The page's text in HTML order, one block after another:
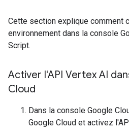
Cette section explique comment
environnement dans la console
Script.
Activer l'API Vertex AI
Cloud
Dans la console Google
Google Cloud et activez